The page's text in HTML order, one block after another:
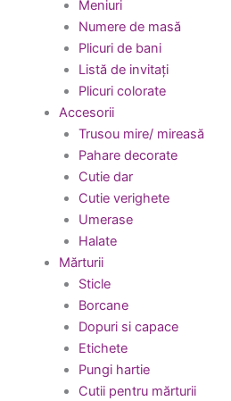
Meniuri
Numere de masă
Plicuri de bani
Listă de invitați
Plicuri colorate
Accesorii
Trusou mire/ mireasă
Pahare decorate
Cutie dar
Cutie verighete
Umerase
Halate
Mărturii
Sticle
Borcane
Dopuri si capace
Etichete
Pungi hartie
Cutii pentru mărturii